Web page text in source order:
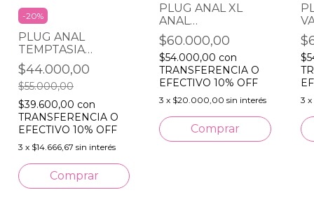
-20%
PLUG ANAL
TEMPTASIA
BRILLANTE SMALL
by Blush
$44.000,00
$55.000,00
$39.600,00 con
TRANSFERENCIA O
EFECTIVO 10% OFF
3 x $14.666,67 sin interés
PLUG ANAL XL
ANAL
ADVENTURES by
Blush
$60.000,00
$54.000,00 con
TRANSFERENCIA O
EFECTIVO 10% OFF
3 x $20.000,00 sin interés 3 x